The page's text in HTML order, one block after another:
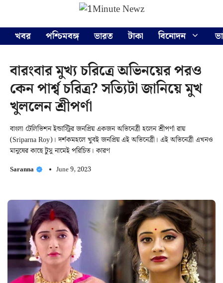
content
খবর
পশ্চিমবঙ্গ ভারত টাকা বিনোদন
বারংবার মুখ্য চরিত্রে অভিনয়ের পরও
কেন পার্শ্ব চরিত্র? সত্যিটা জানিয়ে মুখ
খুললেন শ্রীপর্ণা
বাংলা টেলিভিশন ইন্ডাস্ট্রির জনপ্রিয় একজন অভিনেত্রী হলেন শ্রীপর্ণা রায়
(Sriparna Roy)। দর্শকমহলে খুবই জনপ্রিয় এই অভিনেত্রী। এই অভিনেত্রী এখনও
মানুষের কাছে টুসু নামেই পরিচিত। কারণ
Saranna June 9, 2023